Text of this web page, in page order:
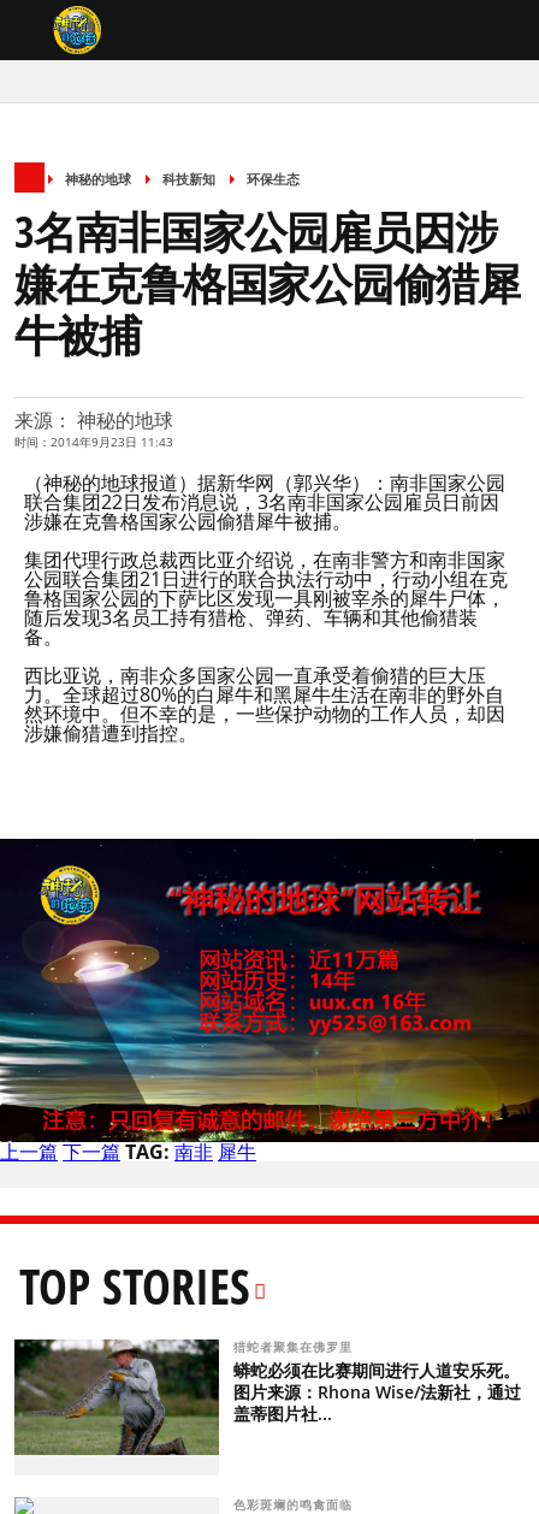
神秘的地球 科技新知 环保生态
3名南非国家公园雇员因涉
嫌在克鲁格国家公园偷猎犀
牛被捕
来源： 神秘的地球
时间：2014年9月23日 11:43
（神秘的地球报道）据新华网（郭兴华）：南非国家公园
联合集团22日发布消息说，3名南非国家公园雇员日前因
涉嫌在克鲁格国家公园偷猎犀牛被捕。
集团代理行政总裁西比亚介绍说，在南非警方和南非国家
公园联合集团21日进行的联合执法行动中，行动小组在克
鲁格国家公园的下萨比区发现一具刚被宰杀的犀牛尸体，
随后发现3名员工持有猎枪、弹药、车辆和其他偷猎装
备。
西比亚说，南非众多国家公园一直承受着偷猎的巨大压
力。全球超过80%的白犀牛和黑犀牛生活在南非的野外自
然环境中。但不幸的是，一些保护动物的工作人员，却因
涉嫌偷猎遭到指控。
上一篇 下一篇 TAG: 南非 犀牛
TOP STORIES
猎蛇者聚集在佛罗里
蟒蛇必须在比赛期间进行人道安乐死。
图片来源：Rhona Wise/法新社，通过
盖蒂图片社...
色彩斑斓的鸣禽面临